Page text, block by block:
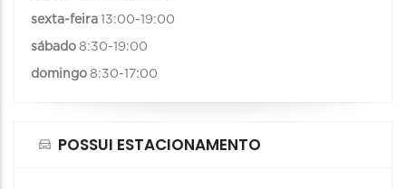
sexta-feira 13:00-19:00
sábado 8:30-19:00
domingo 8:30-17:00
POSSUI ESTACIONAMENTO